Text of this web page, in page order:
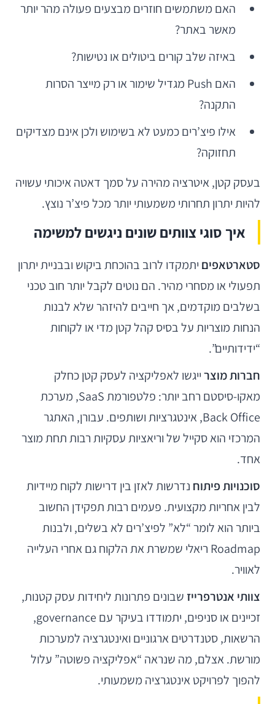
האם משתמשים חוזרים מבצעים פעולה מהר יותר
מאשר באתר?
באיזה שלב קורים ביטולים או נטישות?
האם Push מגדיל שימור או רק מייצר הסרות
התקנה?
אילו פיצ’רים כמעט לא בשימוש ולכן אינם מצדיקים
תחזוקה?
בעסק קטן, איטרציה מהירה על סמך דאטה איכותי עשויה
להיות יתרון תחרותי משמעותי יותר מכל פיצ’ר נוצץ.
איך סוגי צוותים שונים ניגשים למשימה
סטארטאפים יתמקדו לרוב בהוכחת ביקוש ובבניית יתרון
תפעולי או מסחרי מהיר. הם נוטים לקבל יותר חוב טכני
בשלבים מוקדמים, אך חייבים להיזהר שלא לבנות
הנחות מוצריות על בסיס קהל קטן מדי או לקוחות
“ידידותיים”.
חברות מוצרייגשו לאפליקציה לעסק קטן כחלק
מאקו-סיסטם רחב יותר: פלטפורמת SaaS, מערכת
Back Office, אינטגרציות ושותפים. עבורן, האתגר
המרכזי הוא סקייל של וריאציות עסקיות רבות תחת מוצר
אחד.
סוכנויות פיתוח נדרשות לאזן בין דרישות לקוח מיידיות
לבין אחריות מקצועית. פעמים רבות תפקידן החשוב
ביותר הוא לומר “לא” לפיצ’רים לא בשלים, ולבנות
Roadmap ריאלי שמשרת את הלקוח גם אחרי העלייה
לאוויר.
צוותי אנטרפרייז שבונים פתרונות ליחידות עסק קטנות,
זכיינים או סניפים, יתמודדו בעיקר עם governance,
הרשאות, סטנדרטים ארגוניים ואינטגרציה למערכות
מורשת. אצלם, מה שנראה “אפליקציה פשוטה” עלול
להפוך לפרויקט אינטגרציה משמעותי.